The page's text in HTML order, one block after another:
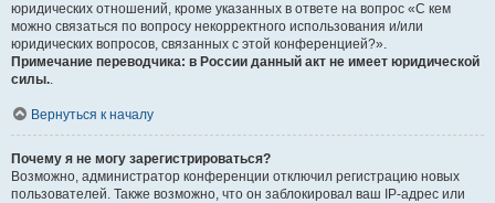
юридических отношений, кроме указанных в ответе на вопрос «С кем
можно связаться по вопросу некорректного использования и/или
юридических вопросов, связанных с этой конференцией?».
Примечание переводчика: в России данный акт не имеет юридической
силы..
Вернуться к началу
Почему я не могу зарегистрироваться?
Возможно, администратор конференции отключил регистрацию новых
пользователей. Также возможно, что он заблокировал ваш IP-адрес или